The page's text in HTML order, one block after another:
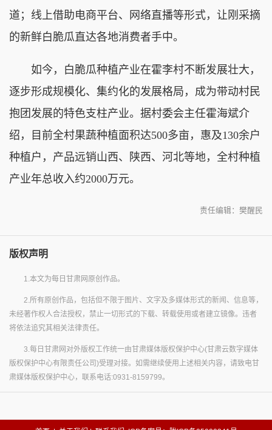
道；线上借助电商平台、网络直播等形式，让刚采摘
的新鲜白脆瓜直达各地消费者手中。
如今，白脆瓜种植产业在霍李村不断发展壮大，
逐步形成规模化、集约化的发展格局，成为带动村民
抱团发展的特色支柱产业。据村委会主任霍海斌介
绍，目前全村果蔬种植面积达500多亩，惠及130余户
种植户，产品远销山西、陕西、河北等地，全村种植
产业年总收入约2000万元。
责任编辑：樊醒民
版权声明
1.本文为每日甘肃网原创作品。
2.所有原创作品，包括但不限于图片、文字及多媒体形式的新闻、信息等，
未经著作权人合法授权，禁止一切形式的下载、转载使用或者建立镜像。违者
将依法追究其相关法律责任。
3.每日甘肃网对外版权工作统一由甘肃媒体版权保护中心(甘肃云数字媒体
版权保护中心有限责任公司)受理对接。如需继续使用上述相关内容，请致电甘
肃媒体版权保护中心，联系电话:0931-8159799。